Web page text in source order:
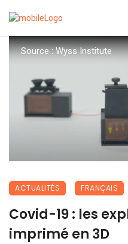
Source : Wyss Institute
ACTUALITÉS FRANÇAIS
Covid-19 : les
imprimé en 3D